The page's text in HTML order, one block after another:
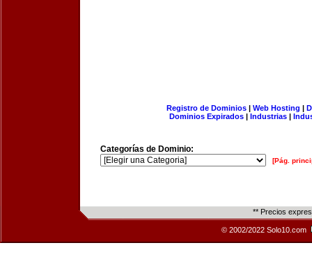
Registro de Dominios| Web Hosting |
Dominios Expirados | Industrias |
Categorías de Dominio:
[Pág.
** Precios
© 2002/2022 Solo10.com